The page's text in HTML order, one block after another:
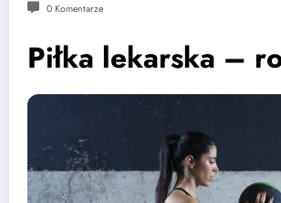
0 Komentarze
Piłka lekarska –